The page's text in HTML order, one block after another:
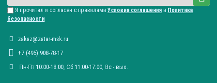
Я прочитал и согласен с правилами Условия соглашения и Политика
безопасности
zakaz@zatar-msk.ru
+7 (495) 908-78-17
Пн-Пт 10:00-18:00, Сб 11:00-17:00, Вc - вых.